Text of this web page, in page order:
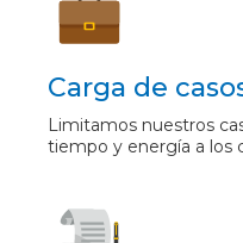
Carga de
Limitamos nuestros
tiempo y energía a los